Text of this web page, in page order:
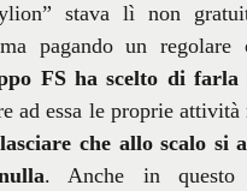
stava lì non
pagando un regolare
FS ha scelto di farla
ad essa le proprie attività
che allo scalo si
. Anche in questo